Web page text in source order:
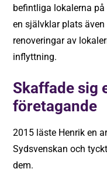
befintliga lokalerna
en självklar plats
renoveringar av
inflyttning.
Skaffade sig
företagande
2015 läste Henrik en
Sydsvenskan och
dem.